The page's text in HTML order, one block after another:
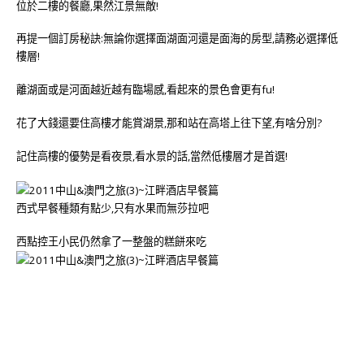
位於二樓的餐廳,果然江景無敵!
再提一個訂房秘訣:無論你選擇面湖面河還是面海的房型,請務必選擇低
樓層!
離湖面或是河面越近越有臨場感,看起來的景色會更有fu!
花了大錢還要住高樓才能賞湖景,那和站在高塔上往下望,有啥分別?
記住高樓的優勢是看夜景,看水景的話,當然低樓層才是首選!
西式早餐種類有點少,只有水果而無莎拉吧
西點控王小民仍然拿了一整盤的糕餅來吃